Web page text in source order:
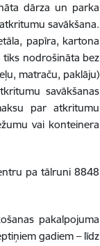
dārza un parka
savākšana.
papīra, kartona
tiks nodrošināta bez
matraču, paklāju)
savākšanas
par atkritumu
vai konteinera
pa tālruni 8848
pakalpojuma
gadiem – līdz